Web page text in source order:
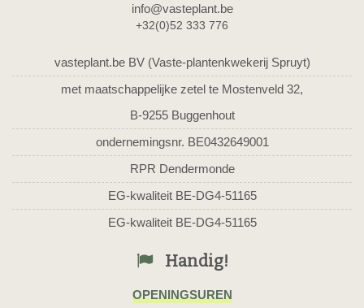
info@vasteplant.be
+32(0)52 333 776
vasteplant.be BV (Vaste-plantenkwekerij Spruyt)
met maatschappelijke zetel te Mostenveld 32,
B-9255 Buggenhout
ondernemingsnr. BE0432649001
RPR Dendermonde
EG-kwaliteit BE-DG4-51165
EG-kwaliteit BE-DG4-51165
Handig!
OPENINGSUREN